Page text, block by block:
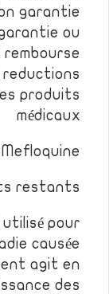
garantie
ou
reductions
produits
médicaux
restants
utilisé pour
causée
agit en
des